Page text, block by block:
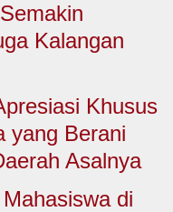
HUKUM & KRIMINAL
TNI & POLRI
Kalangan
Khusus
yang Berani
Asalnya
di